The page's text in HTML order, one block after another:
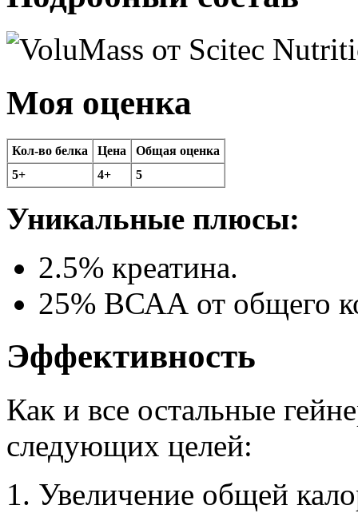
Моя оценка
Кол-во белка Цена
Общая оценка
5+
4+ 5
Уникальные плюсы:
2.5% креатина.
25% ВСАА от общего
Эффективность
Как и все остальные
следующих целей:
Увеличение общей